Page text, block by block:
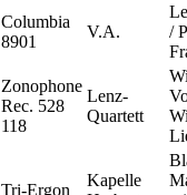
Columbia
8901
V.A.
/
Zonophone
Rec. 528
118
Lenz-
Quartett
Tri-Ergon
Kapelle